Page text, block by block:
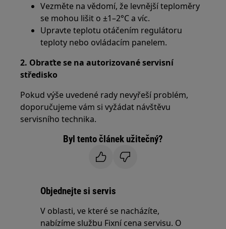
Vezměte na vědomí, že levnější teploměry
se mohou lišit o ±1–2°C a víc.
Upravte teplotu otáčením regulátoru
teploty nebo ovládacím panelem.
2. Obraťte se na autorizované servisní
středisko
Pokud výše uvedené rady nevyřeší problém,
doporučujeme vám si vyžádat návštěvu
servisního technika.
Byl tento článek užitečný?
Objednejte si servis
V oblasti, ve které se nacházíte,
nabízíme službu Fixní cena servisu. O